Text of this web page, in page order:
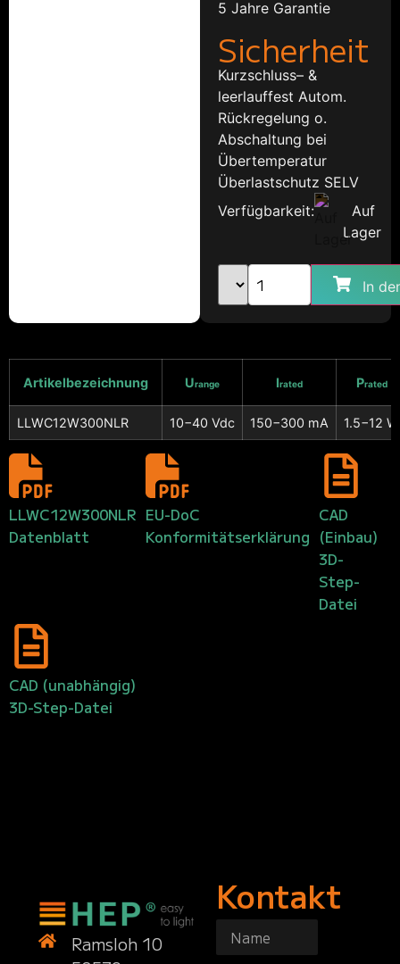
5 Jahre Garantie
Sicherheit
Kurzschluss– &
leerlauffest Autom.
Rückregelung o.
Abschaltung bei
Übertemperatur
Überlastschutz SELV
Verfügbarkeit:
Auf
Lager
In
Artikelbezeichnung Urange Irated Prated
LLWC12W300NLR 10−40 Vdc 150−300 mA 1.5−12 W
LLWC12W300NLR
Datenblatt
EU-DoC
Konformitätserklärung
CAD
(Einbau)
3D-
Step-
Datei
CAD (unabhängig)
3D-Step-Datei
Ramsloh 10
Kontakt